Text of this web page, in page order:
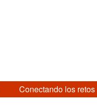
Conectando los retos